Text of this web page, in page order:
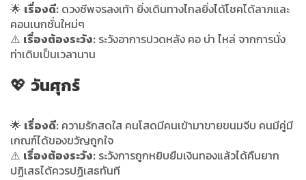
🌟 เรื่องดี: ดวงชีพจรลงเท้า ยิ่งเดินทางไกลยิ่งได้โชคได้ลาภและ
คอนเนกชั่นใหม่ๆ
⚠️ เรื่องต้องระวัง: ระวังอาการปวดหลัง คอ บ่า ไหล่ จากการนั่ง
ท่าเดิมเป็นเวลานาน
💖 วันศุกร์
🌟 เรื่องดี: ความรักสดใส คนโสดมีคนเข้ามาขายขนมจีบ คนมีคู่มี
เกณฑ์ได้ของขวัญถูกใจ
⚠️ เรื่องต้องระวัง: ระวังการถูกหยิบยืมเงินทองแล้วได้คืนยาก
ปฏิเสธได้ควรปฏิเสธทันที